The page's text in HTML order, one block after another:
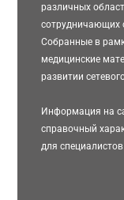
различных
сотрудничающих
Собранные в
медицинские
развитии
Информация на
справочный
для